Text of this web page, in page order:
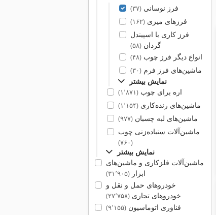
فرز نوسانی(۳۷)
فرزهای میزی(۱۶۲)
فرز کاری با اسپیندل
گردان(۵۸)
انواع دیگر فرز چوب(۴۸)
ماشین‌های فرز فرم(۳۰)
نمایش بیشتر
اره برای چوب(۱٬۸۷۱)
ماشین‌های رنده‌کاری(۱٬۱۵۴)
ماشین‌های لبه چسبان(۹۷۷)
ماشین‌آلات سنباده‌زنی چوب
(۷۶۰)
نمایش بیشتر
ماشین‌آلات فلزکاری و ماشین‌های
ابزار(۳۱٬۹۰۵)
خودروهای حمل و نقل و
خودروهای تجاری(۲۷٬۷۵۸)
فناوری اتوماسیون(۹٬۱۵۵)